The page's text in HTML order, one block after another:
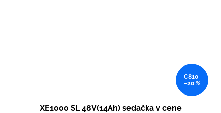
€810
–20 %
XE1000 SL 48V(14Ah) sedačka v cene